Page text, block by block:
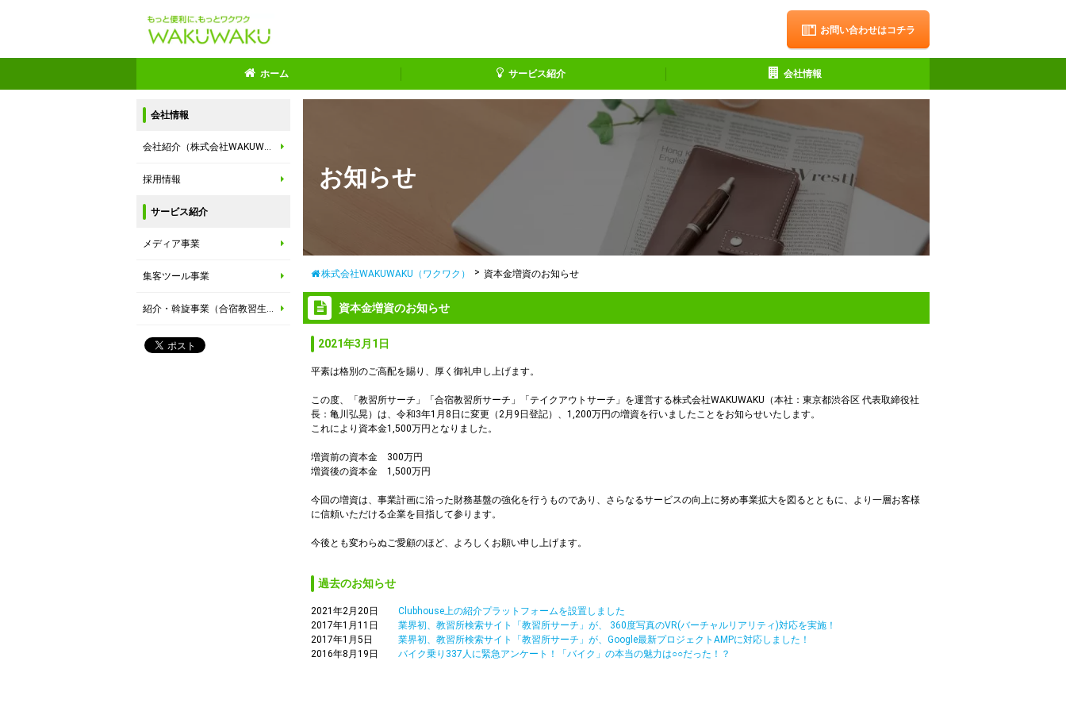
お問い合わせはコチラ
ホーム サービス紹介 会社情報
会社情報
会社紹介（株式会社WAKUWAKU）
採用情報
サービス紹介
メディア事業
集客ツール事業
紹介・斡旋事業（合宿教習生紹介事業）
お知らせ
株式会社WAKUWAKU（ワクワク） 資本金増資のお知らせ
資本金増資のお知らせ
2021年3月1日
平素は格別のご高配を賜り、厚く御礼申し上げます。
この度、「教習所サーチ」「合宿教習所サーチ」「テイクアウトサーチ」を運営する株式会社WAKUWAKU（本社：東京都渋谷区 代表取締役社
長：亀川弘晃）は、令和3年1月8日に変更（2月9日登記）、1,200万円の増資を行いましたことをお知らせいたします。
これにより資本金1,500万円となりました。
増資前の資本金 300万円
増資後の資本金 1,500万円
今回の増資は、事業計画に沿った財務基盤の強化を行うものであり、さらなるサービスの向上に努め事業拡大を図るとともに、より一層お客様
に信頼いただける企業を目指して参ります。
今後とも変わらぬご愛顧のほど、よろしくお願い申し上げます。
過去のお知らせ
2021年2月20日
Clubhouse上の紹介プラットフォームを設置しました
2017年1月11日
業界初、教習所検索サイト「教習所サーチ」が、 360度写真のVR(バーチャルリアリティ)対応を実施！
2017年1月5日
業界初、教習所検索サイト「教習所サーチ」が、Google最新プロジェクトAMPに対応しました！
2016年8月19日
バイク乗り337人に緊急アンケート！「バイク」の本当の魅力は○○だった！？